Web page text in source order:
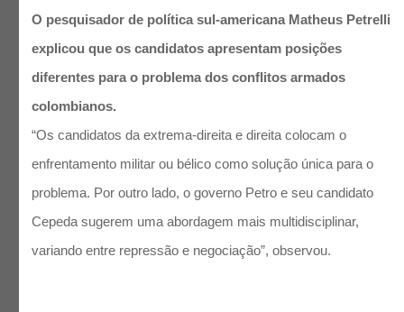
O pesquisador de política sul-americana Matheus Petrelli
explicou que os candidatos apresentam posições
diferentes para o problema dos conflitos armados
colombianos.
“Os candidatos da extrema-direita e direita colocam o
enfrentamento militar ou bélico como solução única para o
problema. Por outro lado, o governo Petro e seu candidato
Cepeda sugerem uma abordagem mais multidisciplinar,
variando entre repressão e negociação”, observou.